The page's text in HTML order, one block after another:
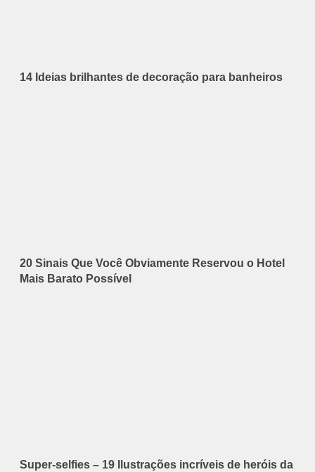
14 Ideias brilhantes de decoração para banheiros
20 Sinais Que Você Obviamente Reservou o Hotel
Mais Barato Possível
Super-selfies – 19 Ilustrações incríveis de heróis da